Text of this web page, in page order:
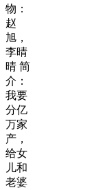
物：
赵
旭，
李晴
晴 简
介：
我要
分亿
万家
产，
给女
儿和
老婆